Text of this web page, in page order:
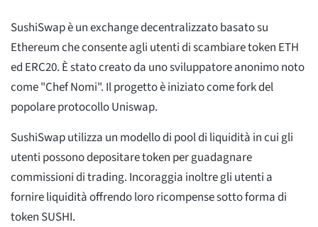
SushiSwap è un exchange decentralizzato basato su
Ethereum che consente agli utenti di scambiare token ETH
ed ERC20. È stato creato da uno sviluppatore anonimo noto
come "Chef Nomi". Il progetto è iniziato come fork del
popolare protocollo Uniswap.
SushiSwap utilizza un modello di pool di liquidità in cui gli
utenti possono depositare token per guadagnare
commissioni di trading. Incoraggia inoltre gli utenti a
fornire liquidità offrendo loro ricompense sotto forma di
token SUSHI.